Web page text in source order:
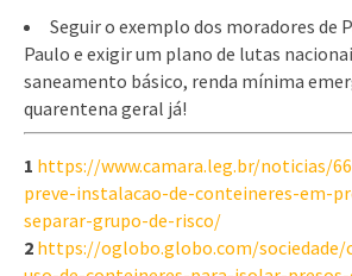
Seguir o exemplo dos moradores de
Paulo e exigir um plano de lutas
saneamento básico, renda mínima
quarentena geral já!
1 https://www.camara.leg.br/noticias/
preve-instalacao-de-conteineres-em-
separar-grupo-de-risco/
2 https://oglobo.globo.com/sociedade/